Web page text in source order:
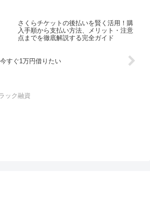
さくらチケットの後払いを賢く活用！購
入手順から支払い方法、メリット・注意
点までを徹底解説する完全ガイド
今すぐ1万円借りたい
ック融資